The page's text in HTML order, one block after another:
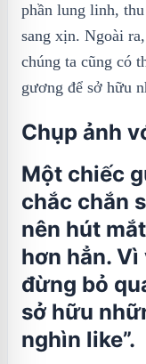
phần lung linh,
sang xịn. Ngoài
chúng ta cũng có
gương để sở hữu
Chụp ảnh
Một chiếc
chắc chắn
nên hút
hơn hẳn.
đừng bỏ
sở hữu
nghìn like”.